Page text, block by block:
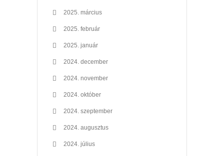
2025. március
2025. február
2025. január
2024. december
2024. november
2024. október
2024. szeptember
2024. augusztus
2024. július